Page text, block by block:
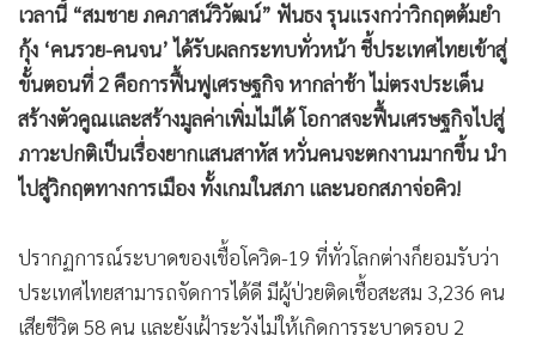
• กีฬา
• ต่างประเทศ
• Special Scoop
• เศรษฐกิจ-ธุรกิจ
•
จีน
ชุมชน-คุณภาพชีวิต
อาชญากรรม
• Motoring
• เกม
เวลานี้ “สมชาย ภคภาสน์วิวัฒน์” ฟันธง รุนแรงกว่าวิกฤตต้มยำ
กุ้ง ‘คนรวย-คนจน’ ได้รับผลกระทบทั่วหน้า ชี้ประเทศไทยเข้าสู่
ขั้นตอนที่ 2 คือการฟื้นฟูเศรษฐกิจ หากล่าช้า ไม่ตรงประเด็น
สร้างตัวคูณและสร้างมูลค่าเพิ่มไม่ได้ โอกาสจะฟื้นเศรษฐกิจไปสู่
ภาวะปกติเป็นเรื่องยากแสนสาหัส หวั่นคนจะตกงานมากขึ้น นำ
ไปสู่วิกฤตทางการเมือง ทั้งเกมในสภา และนอกสภาจ่อคิว!
ปรากฏการณ์ระบาดของเชื้อโควิด-19 ที่ทั่วโลกต่างก็ยอมรับว่า
ประเทศไทยสามารถจัดการได้ดี มีผู้ป่วยติดเชื้อสะสม 3,236 คน
เสียชีวิต 58 คน และยังเฝ้าระวังไม่ให้เกิดการระบาดรอบ 2